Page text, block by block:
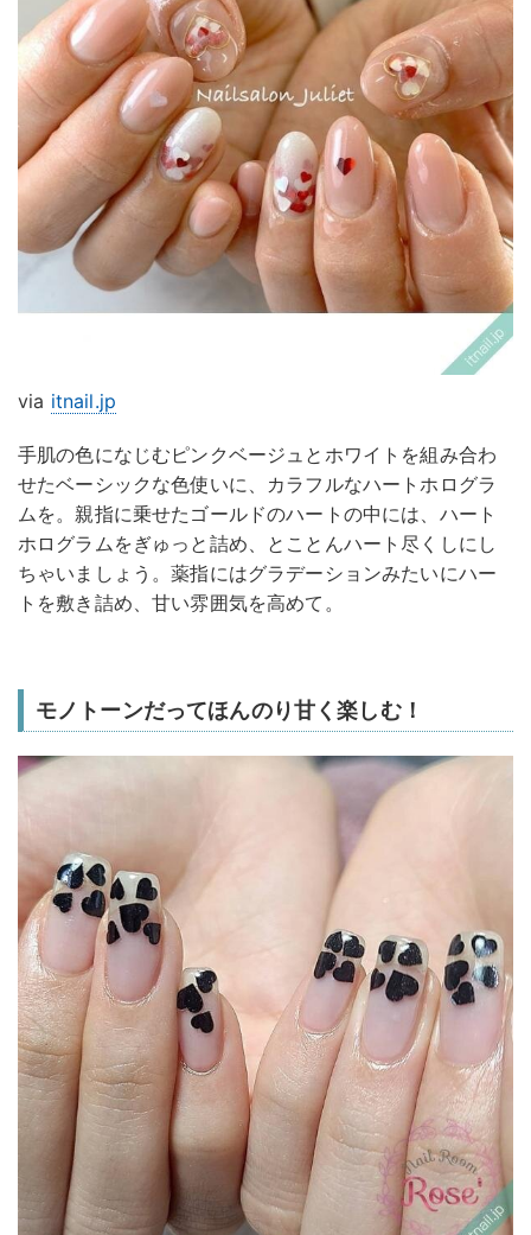
via itnail.jp
手肌の色になじむピンクベージュとホワイトを組み合わ
せたベーシックな色使いに、カラフルなハートホログラ
ムを。親指に乗せたゴールドのハートの中には、ハート
ホログラムをぎゅっと詰め、とことんハート尽くしにし
ちゃいましょう。薬指にはグラデーションみたいにハー
トを敷き詰め、甘い雰囲気を高めて。
モノトーンだってほんのり甘く楽しむ！